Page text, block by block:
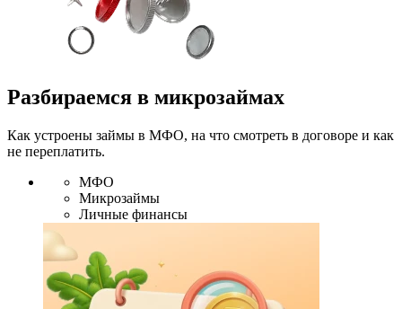
Разбираемся в микрозаймах
Как устроены займы в МФО, на что смотреть в договоре и как
не переплатить.
МФО
Микрозаймы
Личные финансы